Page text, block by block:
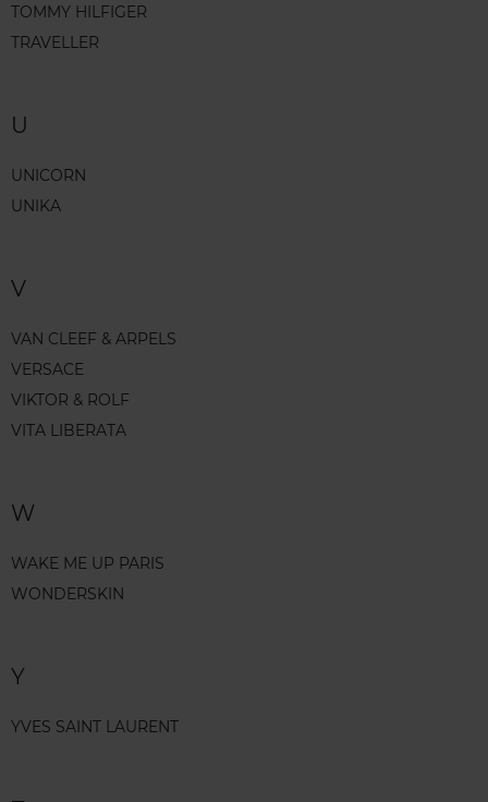
TOMMY HILFIGER
TRAVELLER
U
UNICORN
UNIKA
V
VAN CLEEF & ARPELS
VERSACE
VIKTOR & ROLF
VITA LIBERATA
W
WAKE ME UP PARIS
WONDERSKIN
Y
YVES SAINT LAURENT